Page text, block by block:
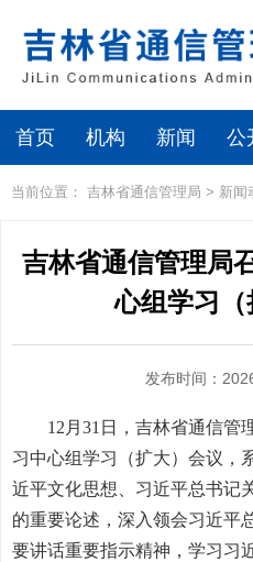
首页 机构 新闻 公
当前位置： 吉林省通信管理局 > 新闻
吉林省通信管理局
心组学习
发布时间：
12月31日，吉林省通信管
习中心组学习（扩大）会议，
近平文化思想、习近平总书记
的重要论述，深入领会习近平
要讲话重要指示精神，学习习